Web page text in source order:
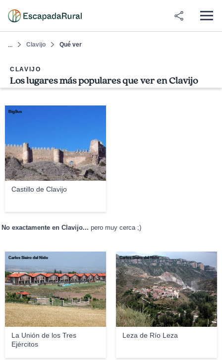
... Clavijo Qué ver
CLAVIJO
Los lugares más populares que ver en Clavijo
Castillo de Clavijo
BigSus
No exactamente en Clavijo... pero muy cerca ;)
La Unión de los Tres
Ejércitos
Carlos Sieiro del Nido
Leza de Río Leza
Carlos Sieiro del Nido